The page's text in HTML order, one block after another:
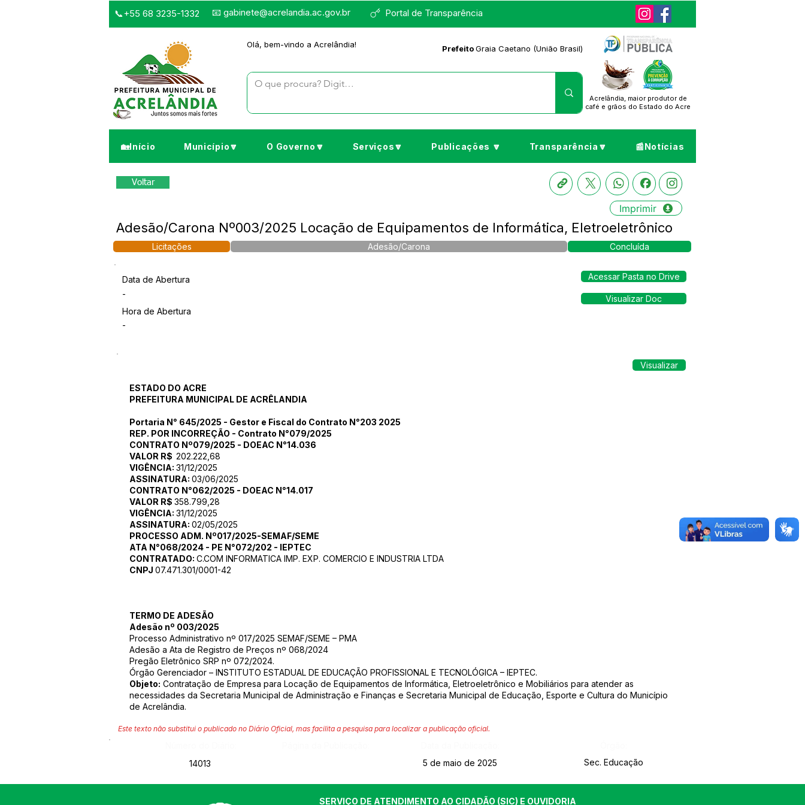
Portal de Transparência
📞+55 68 3235-1332 📧 gabinete@acrelandia.ac.gov.br
Olá, bem-vindo a Acrelândia! PrefeitoGraia Caetano (União Brasil)
Acrelândia, maior produtor de
café e grãos do Estado do Acre
🏡Início Município🔽 O Governo🔽 Serviços🔽 Publicações 🔽 Transparência🔽 📰Notícias
Voltar
Imprimir
Adesão/Carona Nº003/2025 Locação de Equipamentos de Informática, Eletroeletrônico
Licitações Adesão/Carona Concluída
Data de Abertura
-
Hora de Abertura
-
Acessar Pasta no Drive
Visualizar Doc
Visualizar
ESTADO DO ACRE
PREFEITURA MUNICIPAL DE ACRÊLANDIA
Portaria N° 645/2025 - Gestor e Fiscal do Contrato N°203 2025
REP. POR INCORREÇÃO - Contrato N°079/2025
CONTRATO Nº079/2025 - DOEAC N°14.036
VALOR R$ 202.222,68
VIGÊNCIA: 31/12/2025
ASSINATURA: 03/06/2025
CONTRATO N°062/2025 - DOEAC N°14.017
VALOR R$ 358.799,28
VIGÊNCIA: 31/12/2025
ASSINATURA: 02/05/2025
PROCESSO ADM. Nº017/2025-SEMAF/SEME
ATA N°068/2024 - PE N°072/202 - IEPTEC
CONTRATADO: C.COM INFORMATICA IMP. EXP. COMERCIO E INDUSTRIA LTDA
CNPJ 07.471.301/0001-42
TERMO DE ADESÃO
Adesão nº 003/2025
Processo Administrativo nº 017/2025 SEMAF/SEME – PMA
Adesão a Ata de Registro de Preços nº 068/2024
Pregão Eletrônico SRP nº 072/2024.
Órgão Gerenciador – INSTITUTO ESTADUAL DE EDUCAÇÃO PROFISSIONAL E TECNOLÓGICA – IEPTEC.
Objeto: Contratação de Empresa para Locação de Equipamentos de Informática, Eletroeletrônico e Mobiliários para atender as
necessidades da Secretaria Municipal de Administração e Finanças e Secretaria Municipal de Educação, Esporte e Cultura do Município
de Acrelândia.
Este texto não substitui o publicado no Diário Oficial, mas facilita a pesquisa para localizar a publicação oficial.
14013
5 de maio de 2025 Sec. Educação
SERVIÇO DE ATENDIMENTO AO CIDADÃO (SIC) E OUVIDORIA